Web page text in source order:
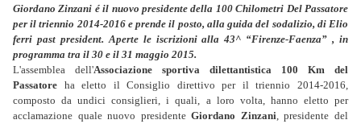
Giordano Zinzani é il nuovo presidente della 100 Chilometri Del Passatore
per il triennio 2014-2016 e prende il posto, alla guida del sodalizio, di Elio
ferri past president.Aperte le iscrizioni alla 43^ “Firenze-Faenza” , in
programma tra il 30 e il 31 maggio 2015.
L'assemblea dell'Associazione sportiva dilettantistica 100 Km del
Passatore ha eletto il Consiglio direttivo per il triennio 2014-2016,
composto da undici consiglieri, i quali, a loro volta, hanno eletto per
acclamazione quale nuovo presidenteGiordano Zinzani, presidente del